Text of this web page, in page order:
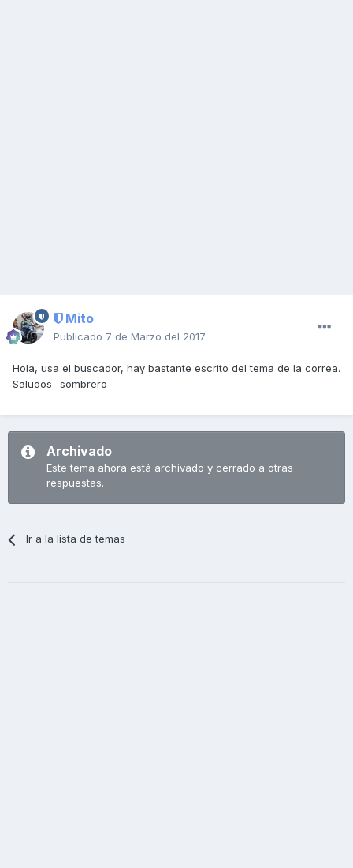
Mito
Publicado 7 de Marzo del 2017
Hola, usa el buscador, hay bastante escrito del tema de la correa.
Saludos -sombrero
Archivado
Este tema ahora está archivado y cerrado a otras
respuestas.
Ir a la lista de temas